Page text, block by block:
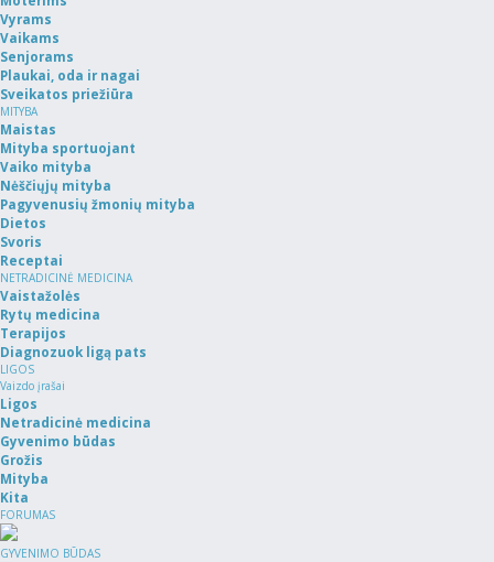
Vyrams
Vaikams
Senjorams
Plaukai, oda ir nagai
Sveikatos priežiūra
MITYBA
Maistas
Mityba sportuojant
Vaiko mityba
Nėščiųjų mityba
Pagyvenusių žmonių mityba
Dietos
Svoris
Receptai
NETRADICINĖ MEDICINA
Vaistažolės
Rytų medicina
Terapijos
Diagnozuok ligą pats
LIGOS
Vaizdo įrašai
Ligos
Netradicinė medicina
Gyvenimo būdas
Grožis
Mityba
Kita
FORUMAS
GYVENIMO BŪDAS